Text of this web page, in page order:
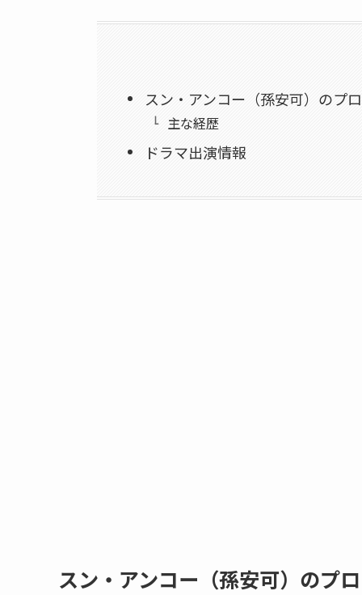
スン・アンコー（孫安可）のプ
主な経歴
ドラマ出演情報
スン・アンコー（孫安可）のプ